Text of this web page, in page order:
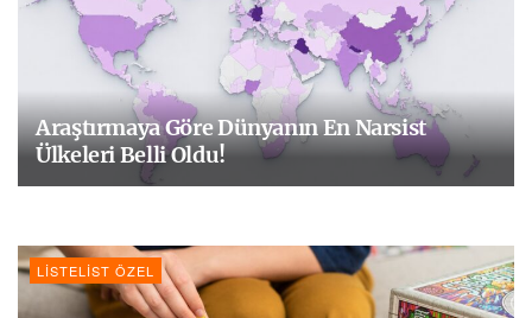
Araştırmaya Göre Dünyanın En Narsist
Ülkeleri Belli Oldu!
LISTELIST ÖZEL